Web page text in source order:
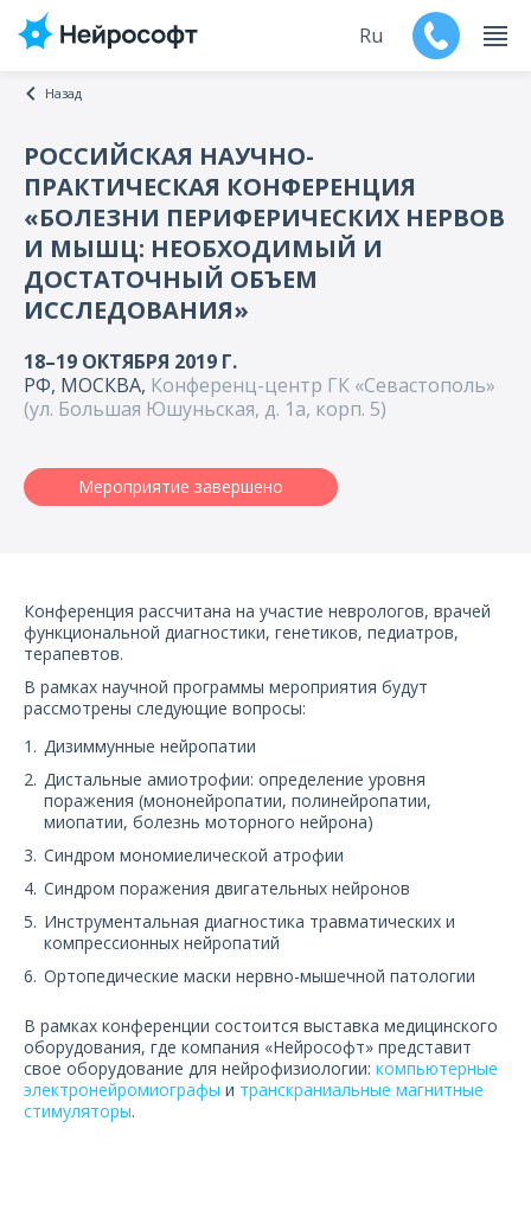
Продукты
Поддержка
Контакты
Мероприятия
Обучение
Дилеры
Карьера
Ru
Назад
РОССИЙСКАЯ НАУЧНО-
ПРАКТИЧЕСКАЯ КОНФЕРЕНЦИЯ
«БОЛЕЗНИ ПЕРИФЕРИЧЕСКИХ НЕРВОВ
И МЫШЦ: НЕОБХОДИМЫЙ И
ДОСТАТОЧНЫЙ ОБЪЕМ
ИССЛЕДОВАНИЯ»
18–19 ОКТЯБРЯ 2019 Г.
РФ, МОСКВА, Конференц-центр ГК «Севастополь»
(ул. Большая Юшуньская, д. 1а, корп. 5)
Мероприятие завершено
Конференция рассчитана на участие неврологов, врачей
функциональной диагностики, генетиков, педиатров,
терапевтов.
В рамках научной программы мероприятия будут
рассмотрены следующие вопросы:
Дизиммунные нейропатии
Дистальные амиотрофии: определение уровня
поражения (мононейропатии, полинейропатии,
миопатии, болезнь моторного нейрона)
Синдром мономиелической атрофии
Синдром поражения двигательных нейронов
Инструментальная диагностика травматических и
компрессионных нейропатий
Ортопедические маски нервно-мышечной патологии
В рамках конференции состоится выставка медицинского
оборудования, где компания «Нейрософт» представит
свое оборудование для нейрофизиологии: компьютерные
электронейромиографы и транскраниальные магнитные
стимуляторы.